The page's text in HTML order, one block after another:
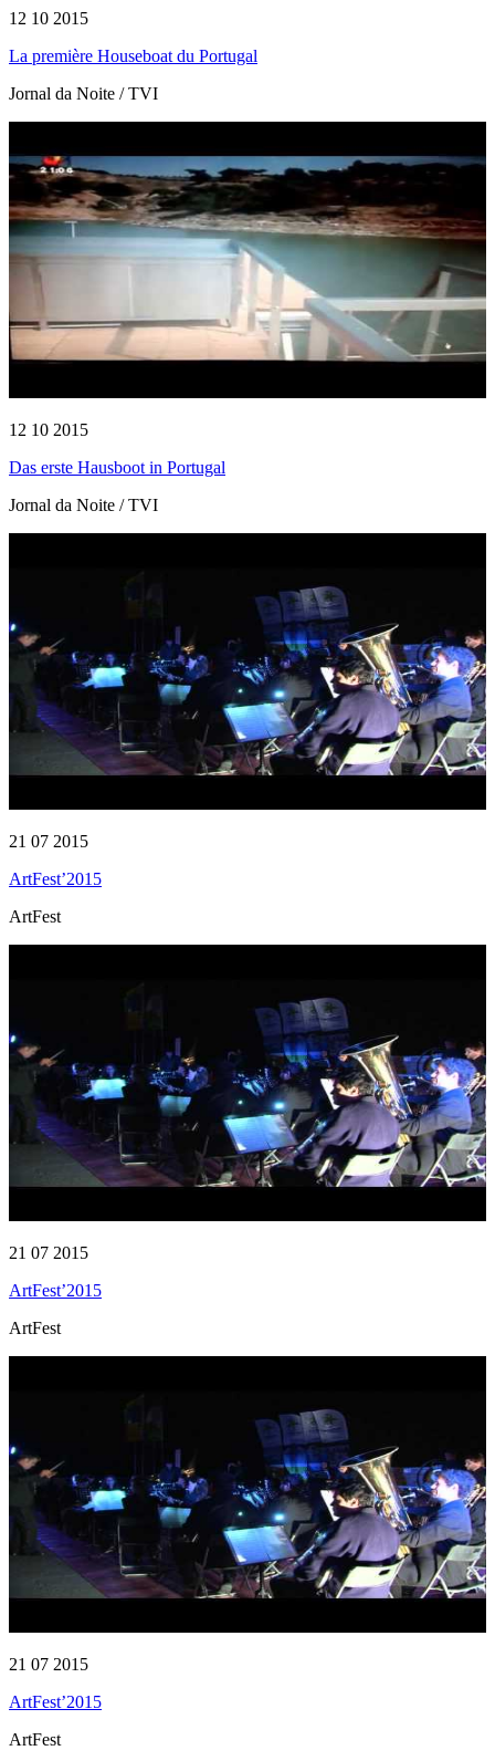
12 10 2015
La première Houseboat du Portugal
Jornal da Noite / TVI
12 10 2015
Das erste Hausboot in Portugal
Jornal da Noite / TVI
21 07 2015
ArtFest’2015
ArtFest
21 07 2015
ArtFest’2015
ArtFest
21 07 2015
ArtFest’2015
ArtFest